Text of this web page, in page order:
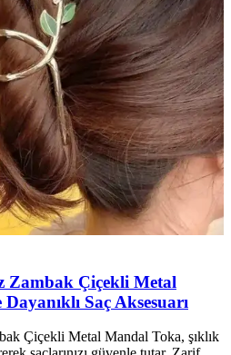
Zambak Çiçekli Metal
Saç Aksesuarı
Çiçekli Metal Mandal Toka, şıklık